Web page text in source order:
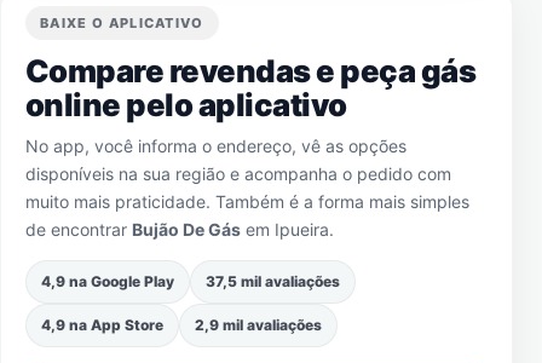
BAIXE O APLICATIVO
Compare revendas e peça gás
online pelo aplicativo
No app, você informa o endereço, vê as opções
disponíveis na sua região e acompanha o pedido com
muito mais praticidade. Também é a forma mais simples
de encontrar Bujão De Gás em Ipueira.
4,9 na Google Play 37,5 mil avaliações
4,9 na App Store 2,9 mil avaliações